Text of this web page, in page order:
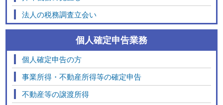
法人の税務調査立会い
個人確定申告業務
個人確定申告の方
事業所得・不動産所得等の確定申告
不動産等の譲渡所得